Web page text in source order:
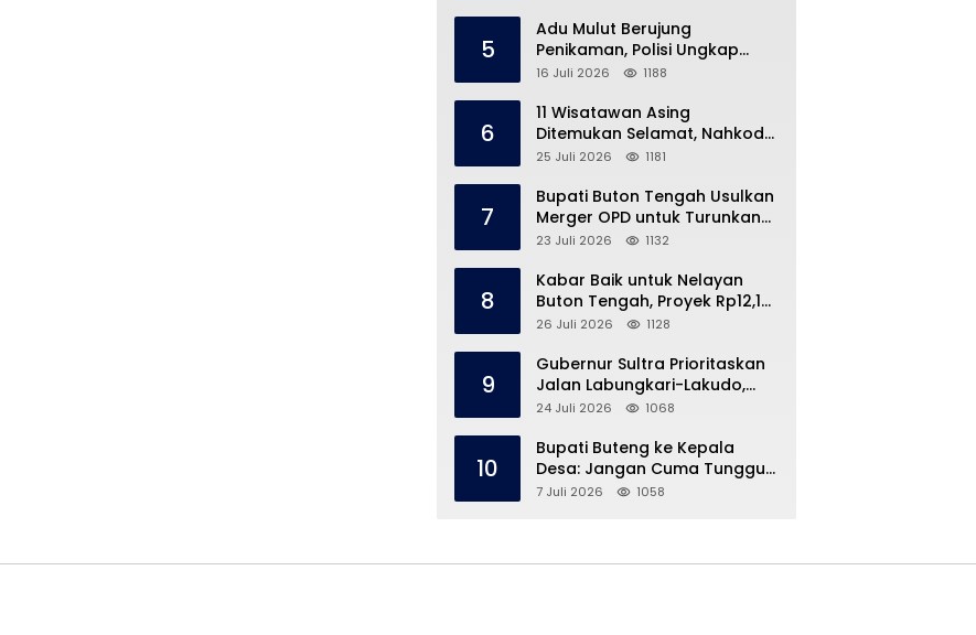
5
Adu Mulut Berujung
Penikaman, Polisi Ungkap
Kronologi di Pasar Marisa
16 Juli 2026 1188
6
11 Wisatawan Asing
Ditemukan Selamat, Nahkoda
Speedboat Masih Hilang
25 Juli 2026 1181
7
Bupati Buton Tengah Usulkan
Merger OPD untuk Turunkan
Belanja Pegawai APBD
23 Juli 2026 1132
8
Kabar Baik untuk Nelayan
Buton Tengah, Proyek Rp12,1
Miliar Akhirnya Dimulai
26 Juli 2026 1128
9
Gubernur Sultra Prioritaskan
Jalan Labungkari-Lakudo,
Buteng Kebagian 1,7 Km
24 Juli 2026 1068
10
Bupati Buteng ke Kepala
Desa: Jangan Cuma Tunggu
Dana Desa, ‘Jemput Bola’
7 Juli 2026 1058